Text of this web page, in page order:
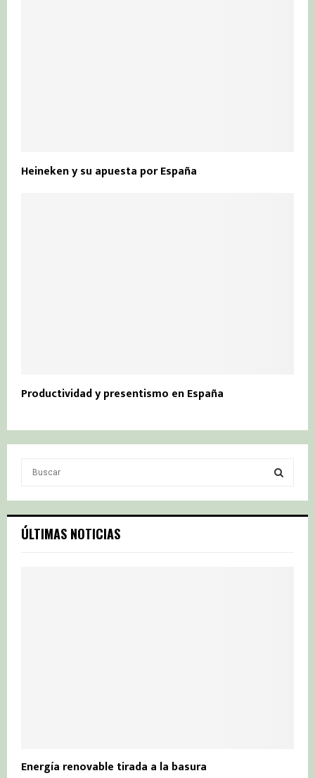
Heineken y su apuesta por España
Productividad y presentismo en España
c
h
S
ÚLTIMAS NOTICIAS
Energía renovable tirada a la basura